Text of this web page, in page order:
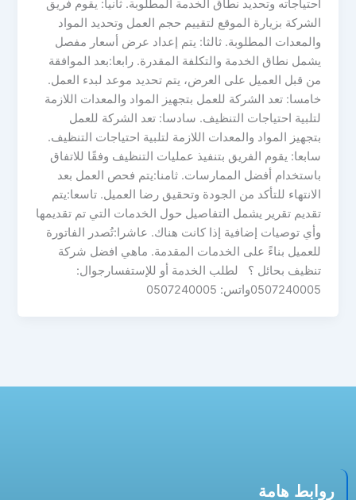
احتياجاته وتحديد نطاق الخدمة المطلوبة. ثانيا: يقوم فريق
الشركة بزيارة الموقع لتقييم حجم العمل وتحديد المواد
والمعدات المطلوبة. ثالثا: يتم إعداد عرض أسعار مفصل
يشمل نطاق الخدمة والتكلفة المقدرة. رابعا:بعد الموافقة
من قبل العميل على العرض، يتم تحديد موعد لبدء العمل.
خامسا: تعد الشركة للعمل بتجهيز المواد والمعدات اللازمة
لتلبية احتياجات التنظيف. سادسا: تعد الشركة للعمل
بتجهيز المواد والمعدات اللازمة لتلبية احتياجات التنظيف.
سابعا: يقوم الفريق بتنفيذ عمليات التنظيف وفقًا للاتفاق
باستخدام أفضل الممارسات. ثامنا:يتم فحص العمل بعد
الانتهاء للتأكد من الجودة وتحقيق رضا العميل. تاسعا:يتم
تقديم تقرير يشمل التفاصيل حول الخدمات التي تم تقديمها
وأي توصيات إضافية إذا كانت هناك. عاشرا:تُصدر الفاتورة
للعميل بناءً على الخدمات المقدمة. ماهي افضل شركة
تنظيف بحائل ؟ لطلب الخدمة أو للإستفسارجوال:
0507240005واتس: 0507240005
روابط هامة